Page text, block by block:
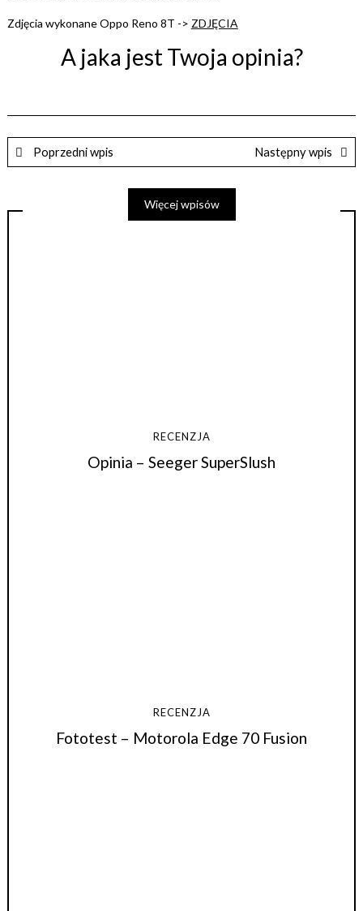
Zdjęcia wykonane Oppo Reno 8T -> ZDJĘCIA
A jaka jest Twoja opinia?
Poprzedni wpis Następny wpis
Więcej wpisów
RECENZJA
Opinia – Seeger SuperSlush
RECENZJA
Fototest – Motorola Edge 70 Fusion